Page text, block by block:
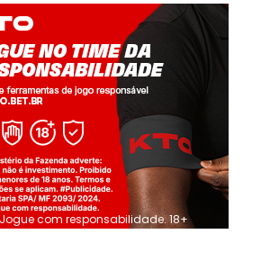
Jogue com responsabilidade. 18+